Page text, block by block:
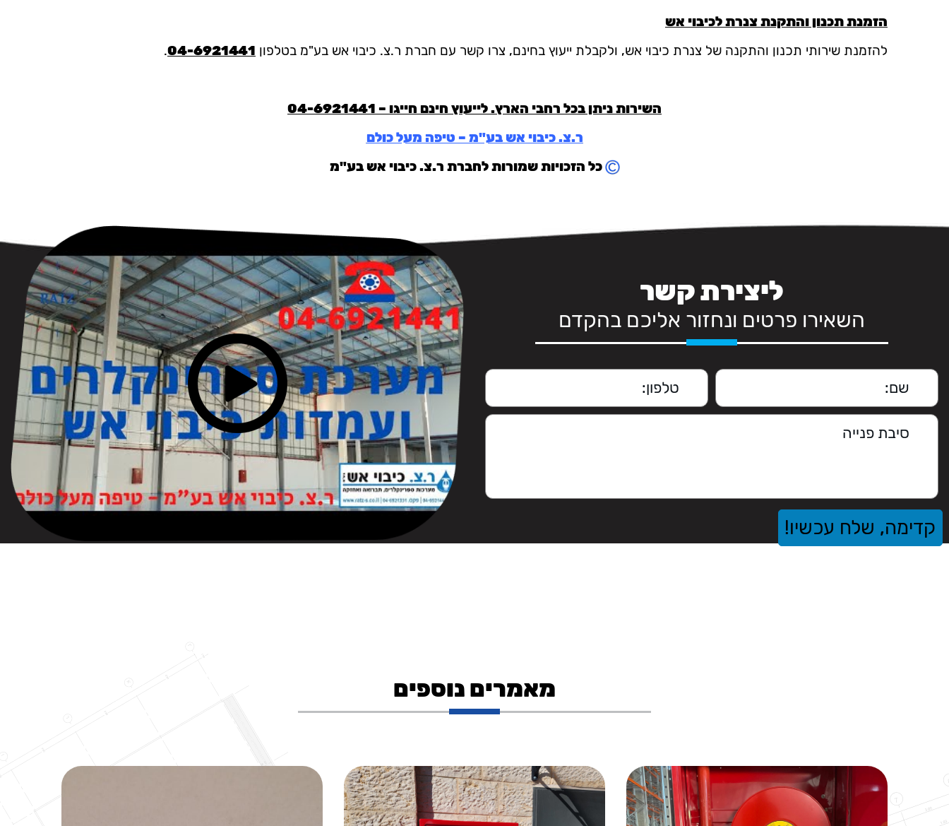
הזמנת תכנון והתקנת צנרת לכיבוי אש
להזמנת שירותי תכנון והתקנה של צנרת כיבוי אש, ולקבלת ייעוץ בחינם, צרו קשר עם חברת ר.צ. כיבוי אש בע"מ בטלפון 04-6921441
.
השירות ניתן בכל רחבי הארץ. לייעוץ חינם חייגו – 04-6921441
ר.צ. כיבוי אש בע"מ – טיפה מעל כולם
כל הזכויות שמורות לחברת ר.צ. כיבוי אש בע"מ
ליצירת קשר
השאירו פרטים ונחזור אליכם בהקדם
מאמרים נוספים